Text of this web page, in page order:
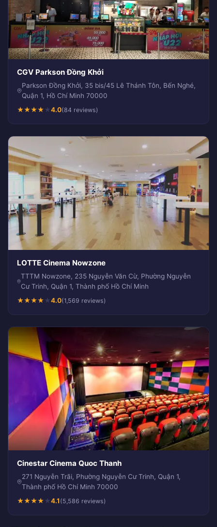
CGV Parkson Đồng Khởi
Parkson Đồng Khởi, 35 bis/45 Lê Thánh Tôn, Bến Nghé,
Quận 1, Hồ Chí Minh 70000
★★★★★4.0(84 reviews)
LOTTE Cinema Nowzone
TTTM Nowzone, 235 Nguyễn Văn Cừ, Phường Nguyễn
Cư Trinh, Quận 1, Thành phố Hồ Chí Minh
★★★★★4.0(1,569 reviews)
Cinestar Cinema Quoc Thanh
271 Nguyễn Trãi, Phường Nguyễn Cư Trinh, Quận 1,
Thành phố Hồ Chí Minh 70000
★★★★★4.1 (5,586 reviews)